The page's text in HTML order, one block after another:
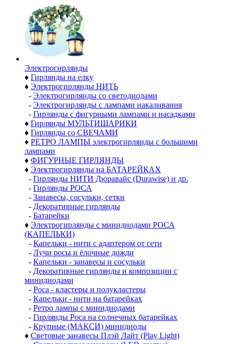
Электро­гирлянды
♦ Гирлянды на елку
♦ Электрогирлянды НИТЬ
- Электрогирлянды со светодиодами
- Электрогирлянды с лампами накаливания
- Гирлянды с фигурными лампами и насадками
♦ Гирлянды МУЛЬТИШАРИКИ
♦ Гирлянды со СВЕЧАМИ
♦ РЕТРО ЛАМПЫ электрогирлянды с большими
лампами
♦ ФИГУРНЫЕ ГИРЛЯНДЫ
♦ Электрогирлянды на БАТАРЕЙКАХ
- Гирлянды НИТИ Дюравайс (Durawise) и др.
- Гирлянды РОСА
- Занавесы, сосульки, сетки
- Декоративные гирлянды
- Батарейки
♦ Электрогирлянды с минидиодами РОСА
(КАПЕЛЬКИ)
- Капельки - нити с адаптером от сети
- Лучи росы и ёлочные дожди
- Капельки - занавесы и сосульки
- Декоративные гирлянды и композиции с
минидиодами
- Роса - кластеры и полукластеры
- Капельки - нити на батарейках
- Ретро лампы с минидиодами
- Гирлянды Роса на солнечных батарейках
- Крупные (МАКСИ) минидиоды
♦ Световые занавесы Плэй Лайт (Play Light)